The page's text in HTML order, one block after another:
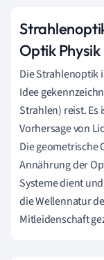
Optik Physik
Die Strahlenoptik
Idee
Strahlen) reist. Es
Vorhersage von
Die geometrische
Annährung der
Systeme dient
die Wellennatur
Mitleidenschaft